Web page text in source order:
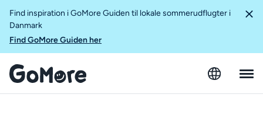
Find inspiration i GoMore Guiden til lokale sommerudflugter i
Danmark
Find GoMore Guiden her